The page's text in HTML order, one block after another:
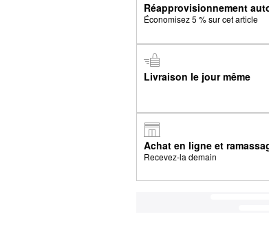
Réapprovisionnement
Économisez 5 % sur cet article
Livraison le jour même
Achat en ligne et
Recevez-la demain